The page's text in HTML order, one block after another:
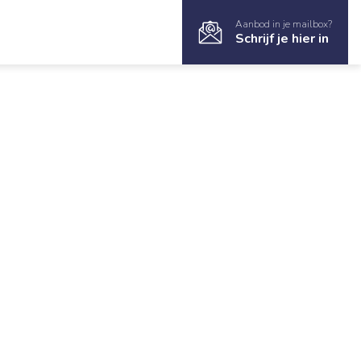
Aanbod in je mailbox?
Schrijf je hier in